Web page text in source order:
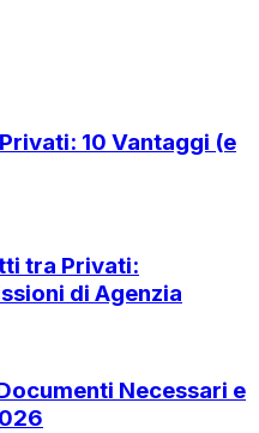
10 Vantaggi (e
tra Privati:
di Agenzia
Necessari e